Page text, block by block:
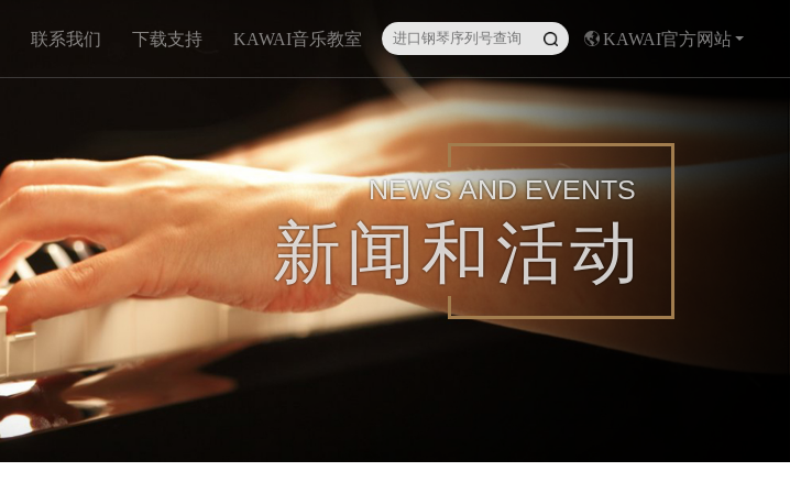
联系我们 下载支持 KAWAI音乐教室 KAWAI官方网站
NEWS AND EVENTS
新闻和活动